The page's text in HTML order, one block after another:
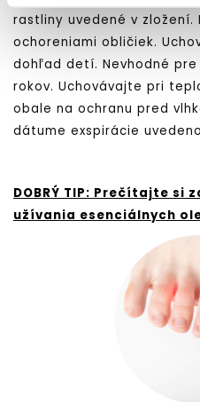
rastliny uvedené v zložení.
ochoreniami obličiek.
dohľad detí. Nevhodné
rokov. Uchovávajte pri
obale na ochranu pred
dátume exspirácie
DOBRÝ TIP: Prečítajte si
užívania esenciálnych